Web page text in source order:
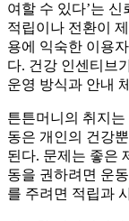
여할 수 있다’는
적립이나 전환이
용에 익숙한 이용
다. 건강 인센티브
운영 방식과 안내
튼튼머니의 취지
동은 개인의 건강
된다. 문제는 좋은
동을 권하려면 운
를 주려면 적립과